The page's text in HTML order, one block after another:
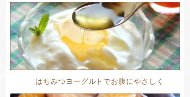
はちみつヨーグルトでお腹にやさしく